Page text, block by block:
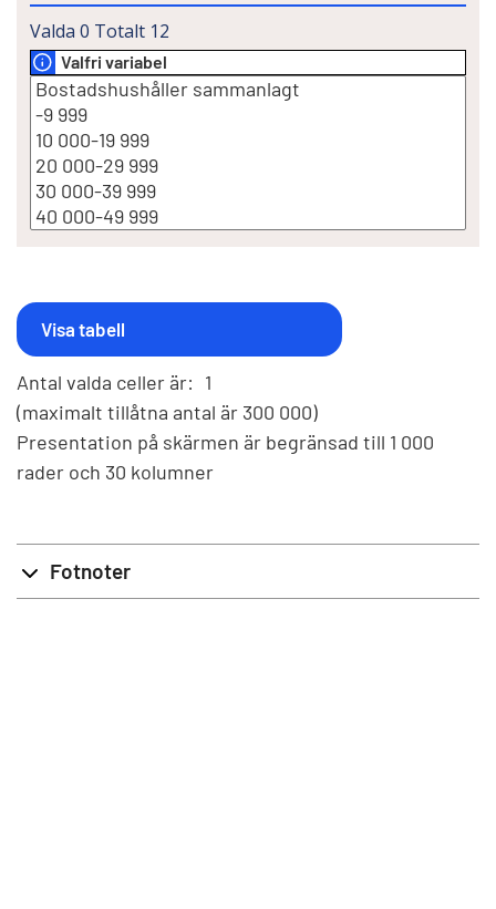
Valda 0 Totalt 12
Valfri variabel
Antal valda celler är: 1
(maximalt tillåtna antal är 300 000)
Presentation på skärmen är begränsad till 1 000
rader och 30 kolumner
Fotnoter